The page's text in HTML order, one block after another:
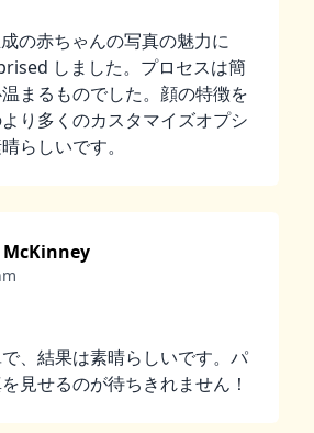
の赤ちゃんの写真の魅力に
しました。プロセスは簡
まるものでした。顔の特徴を
り多くのカスタマイズオプシ
らしいです。
、結果は素晴らしいです。パ
見せるのが待ちきれません！